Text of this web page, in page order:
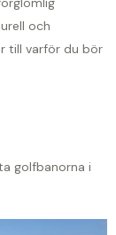
och
till varför du bör
golfbanorna i